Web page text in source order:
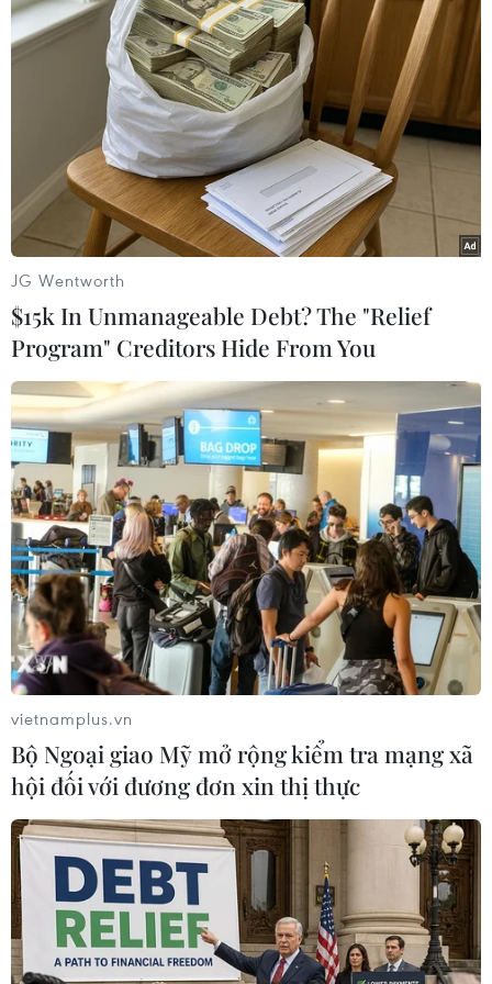
Thanh Hóa dự kiến bắn pháo hoa vào
dịp Quốc khánh 2/9
06/08/2026 09:58
Mưa lớn kéo dài gây nhiều thiệt hại
về nhà ở, giao thông tại tỉnh Sơn La
06/08/2026 09:48
Xem thêm
CƠ QUAN CHỦ QUẢN: THÔNG TẤN XÃ VIỆT NAM
Tổng Biên tập: TRẦN TIẾN DUẨN
Phó Tổng Biên tập: NGUYỄN THỊ TÁM, KHÚC THANH
THỦY
Sở hữu trí tuệ
Quy định sử dụng
RSS
Ngôn ngữ
TTXVN
Liên hệ
Giấy phép số: 1374/GP-BTTTT do Bộ Thông tin và Truyền thông
JG Wentworth
$15k In Unmanageable Debt? The "Relief
Program" Creditors Hide From You
vietnamplus.vn
Bộ Ngoại giao Mỹ mở rộng kiểm tra mạng xã
hội đối với đương đơn xin thị thực